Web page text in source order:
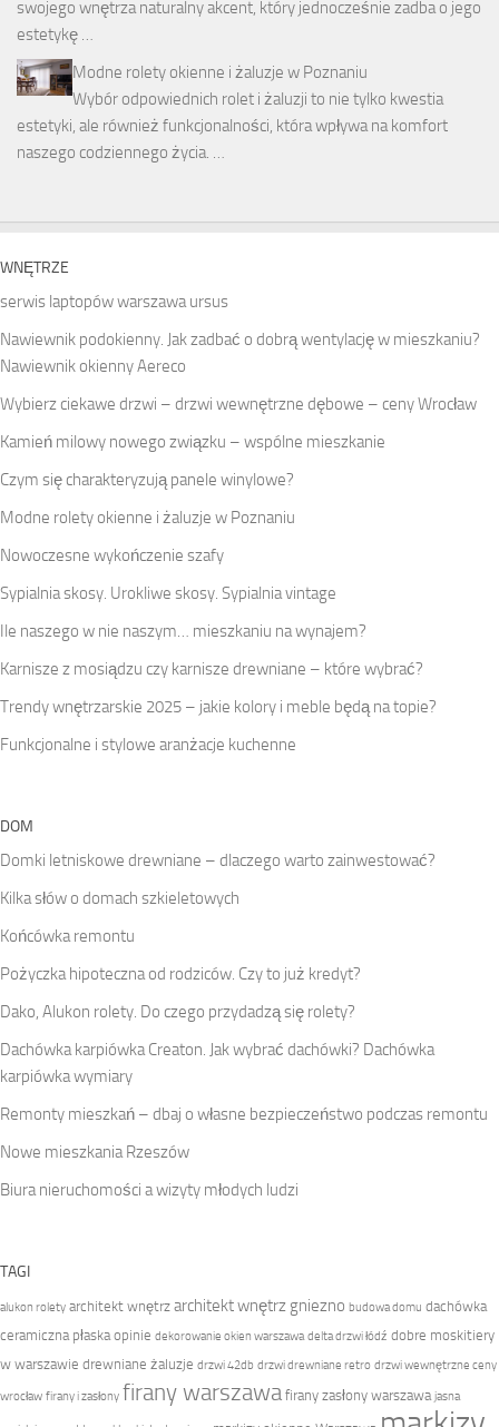
swojego wnętrza naturalny akcent, który jednocześnie zadba o jego
estetykę …
Modne rolety okienne i żaluzje w Poznaniu
Wybór odpowiednich rolet i żaluzji to nie tylko kwestia
estetyki, ale również funkcjonalności, która wpływa na komfort
naszego codziennego życia. …
WNĘTRZE
serwis laptopów warszawa ursus
Nawiewnik podokienny. Jak zadbać o dobrą wentylację w mieszkaniu?
Nawiewnik okienny Aereco
Wybierz ciekawe drzwi – drzwi wewnętrzne dębowe – ceny Wrocław
Kamień milowy nowego związku – wspólne mieszkanie
Czym się charakteryzują panele winylowe?
Modne rolety okienne i żaluzje w Poznaniu
Nowoczesne wykończenie szafy
Sypialnia skosy. Urokliwe skosy. Sypialnia vintage
Ile naszego w nie naszym… mieszkaniu na wynajem?
Karnisze z mosiądzu czy karnisze drewniane – które wybrać?
Trendy wnętrzarskie 2025 – jakie kolory i meble będą na topie?
Funkcjonalne i stylowe aranżacje kuchenne
DOM
Domki letniskowe drewniane – dlaczego warto zainwestować?
Kilka słów o domach szkieletowych
Końcówka remontu
Pożyczka hipoteczna od rodziców. Czy to już kredyt?
Dako, Alukon rolety. Do czego przydadzą się rolety?
Dachówka karpiówka Creaton. Jak wybrać dachówki? Dachówka
karpiówka wymiary
Remonty mieszkań – dbaj o własne bezpieczeństwo podczas remontu
Nowe mieszkania Rzeszów
Biura nieruchomości a wizyty młodych ludzi
TAGI
alukon rolety architekt wnętrz architekt wnętrz gniezno budowa domu dachówka
ceramiczna płaska opinie dekorowanie okien warszawa delta drzwi łódź dobre moskitiery
w warszawie drewniane żaluzje drzwi 42db drzwi drewniane retro drzwi wewnętrzne ceny
wrocław firany i zasłony firany warszawa firany zasłony warszawa jasna